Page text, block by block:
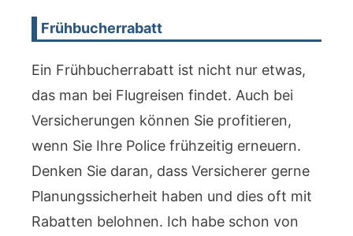
Frühbucherrabatt
Ein Frühbucherrabatt ist nicht nur etwas,
das man bei Flugreisen findet. Auch bei
Versicherungen können Sie profitieren,
wenn Sie Ihre Police frühzeitig erneuern.
Denken Sie daran, dass Versicherer gerne
Planungssicherheit haben und dies oft mit
Rabatten belohnen. Ich habe schon von